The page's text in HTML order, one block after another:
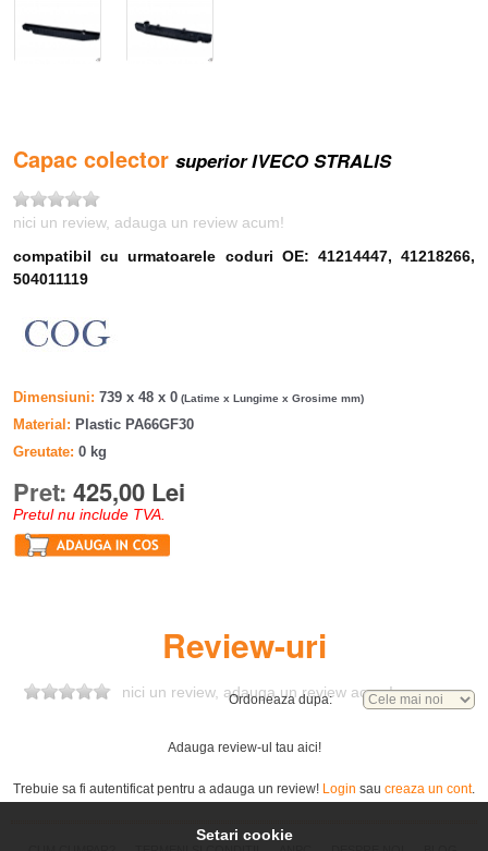
Capac colector superior IVECO STRALIS
nici un review, adauga un review acum!
compatibil cu urmatoarele coduri OE: 41214447, 41218266,
504011119
Dimensiuni 739 x 48 x 0 (Latime x Lungime x Grosime mm)
Material
Plastic PA66GF30
Greutate 0 kg
Pret: 425,00 Lei
Pretul nu include TVA.
Review-uri
nici un review, adauga un review acum!
Ordoneaza dupa:
Adauga review-ul tau aici!
Trebuie sa fi autentificat pentru a adauga un review! Login sau creaza un cont.
Setari cookie